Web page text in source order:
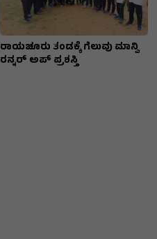
ರಾಯಚೂರು ತಂಡಕ್ಕೆ ಗೆಲುವು ಮಾನ್ವಿ
ರನ್ನರ್ ಅಪ್ ಪ್ರಶಸ್ತಿ